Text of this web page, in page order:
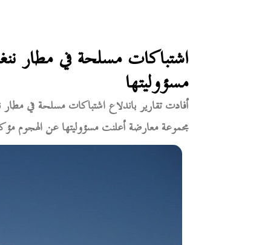
اشتباكات مسلحة في مطار
مسؤوليتها
أفادت تقارير باندلاع اشتباكات مسلحة في
مجموعة معارضة أعلنت مسؤوليتها عن الهجوم